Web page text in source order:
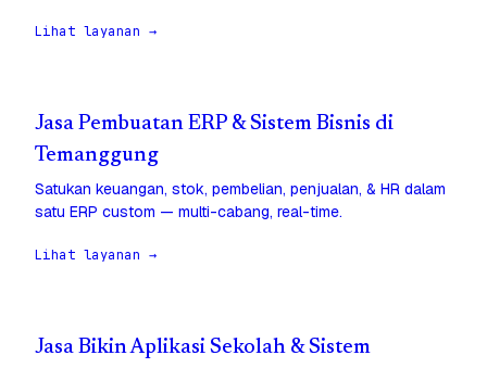
Lihat layanan →
Jasa Pembuatan ERP & Sistem Bisnis di
Temanggung
Satukan keuangan, stok, pembelian, penjualan, & HR dalam
satu ERP custom — multi-cabang, real-time.
Lihat layanan →
Jasa Bikin Aplikasi Sekolah & Sistem